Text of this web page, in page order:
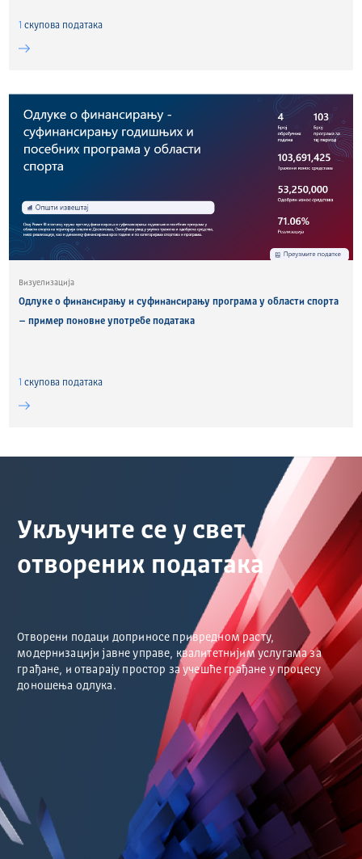
1 скуповa података
Визуелизација
Одлуке о финансирању и суфинансирању програма у области спорта
– пример поновне употребе података
1 скуповa података
Укључите се у свет
отворених података
Отворени подаци доприносе привредном расту,
модернизацији јавне управе, квалитетнијим услугама за
грађане, и отварају простор за учешће грађане у процесу
доношења одлука.